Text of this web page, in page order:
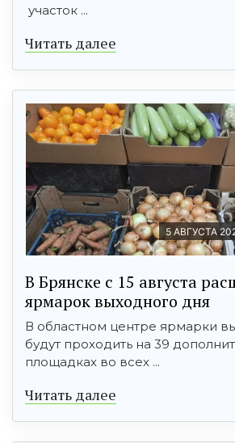
участок ...
Читать далее
5 АВГУСТА
В Брянске с 15 августа
ярмарок выходного дня
В областном центре ярмарки
будут проходить на 39
площадках во всех ...
Читать далее